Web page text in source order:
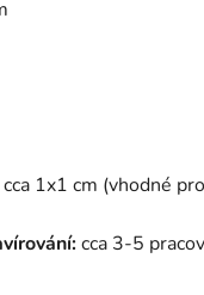
cca 1x1 cm (vhodné
cca 3-5